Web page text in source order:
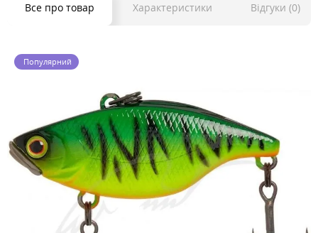
Все про товар Характеристики Відгуки (0)
Популярний